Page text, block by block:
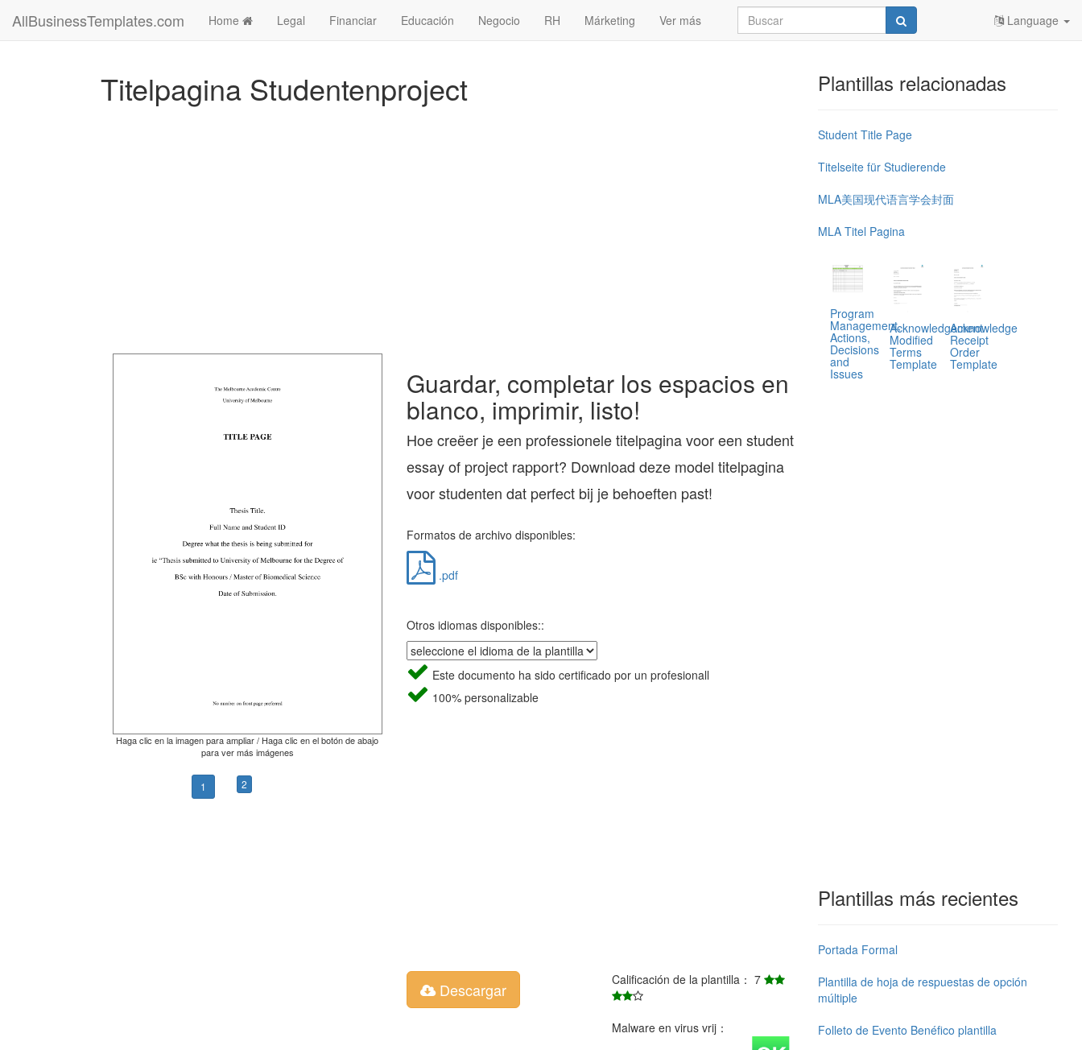
AllBusinessTemplates.com Home Legal Financiar Educación Negocio RH Márketing Ver más Language
Titelpagina Studentenproject
Haga clic en la imagen para ampliar / Haga clic en el botón de abajo
para ver más imágenes
1 2
Guardar, completar los espacios en
blanco, imprimir, listo!
Hoe creëer je een professionele titelpagina voor een student
essay of project rapport? Download deze model titelpagina
voor studenten dat perfect bij je behoeften past!
Formatos de archivo disponibles:
.pdf
Otros idiomas disponibles::
Este documento ha sido certificado por un profesionall
100% personalizable
Descargar Calificación de la plantilla： 7
Malware en virus vrij：
Plantillas relacionadas
Student Title Page
Titelseite für Studierende
MLA美国现代语言学会封面
MLA Titel Pagina
Program
Management,
Actions,
Decisions
and
Issues
Acknowledgement
Modified
Terms
Template
Acknowledge
Receipt
Order
Template
Plantillas más recientes
Portada Formal
Plantilla de hoja de respuestas de opción
múltiple
Folleto de Evento Benéfico plantilla